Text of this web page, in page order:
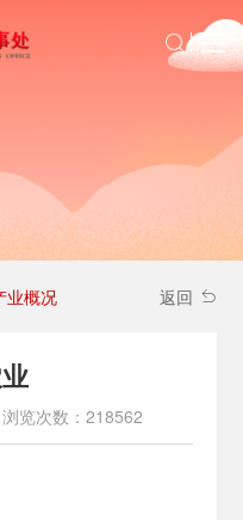
业概况 返回
浏览次数：218562